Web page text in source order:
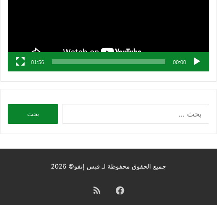
00:00
01:56
جميع الحقوق محفوظة لـ قبس إنفو© 2026
فيسبوكملخص